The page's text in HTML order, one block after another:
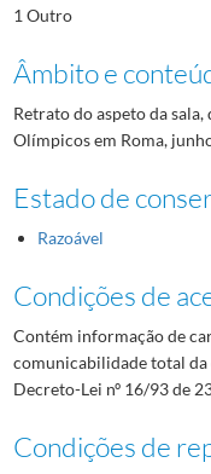
1 Outro
Âmbito e
Retrato do aspeto da
Olímpicos em Roma,
Estado de
Razoável
Condições de
Contém informação de
comunicabilidade total da
Decreto-Lei nº 16/93 de 23
Condições de